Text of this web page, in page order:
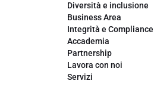
Diversità e inclusione
Business Area
Integrità e Compliance
Accademia
Partnership
Lavora con noi
Servizi